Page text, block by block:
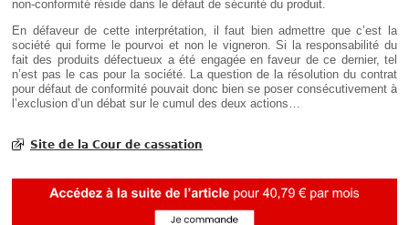
non-conformité réside dans le défaut de sécurité du produit.
En défaveur de cette interprétation, il faut bien admettre que c’est la
société qui forme le pourvoi et non le vigneron. Si la responsabilité du
fait des produits défectueux a été engagée en faveur de ce dernier, tel
n’est pas le cas pour la société. La question de la résolution du contrat
pour défaut de conformité pouvait donc bien se poser consécutivement à
l’exclusion d’un débat sur le cumul des deux actions…
Site de la Cour de cassation